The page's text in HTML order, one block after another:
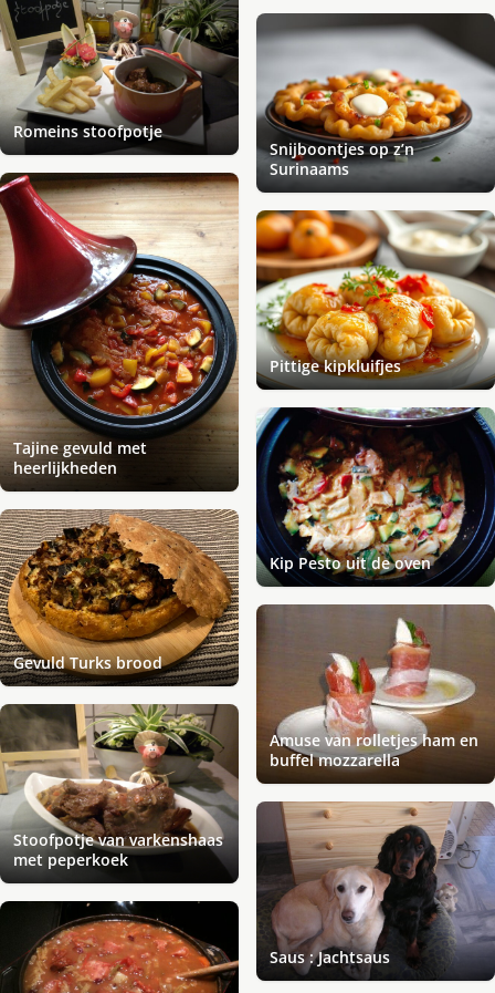
Romeins stoofpotje
Snijboontjes op z’n
Surinaams
Tajine gevuld met
heerlijkheden
Pittige kipkluifjes
Kip Pesto uit de oven
Gevuld Turks brood
Amuse van rolletjes ham en
buffel mozzarella
Stoofpotje van varkenshaas
met peperkoek
Saus : Jachtsaus